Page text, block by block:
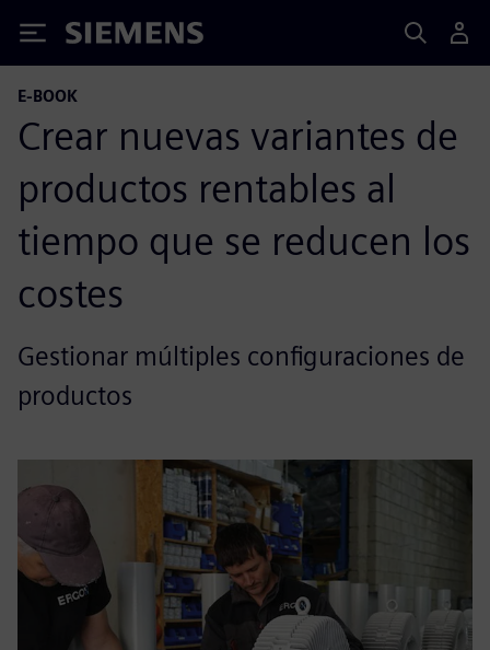
Siemens
E-BOOK
Crear nuevas variantes de
productos rentables al
tiempo que se reducen los
costes
Gestionar múltiples configuraciones de
productos